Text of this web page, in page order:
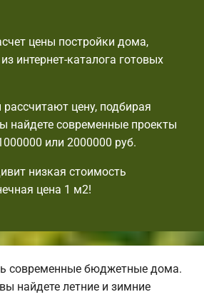
цены постройки дома,
интернет-каталога готовых
цену, подбирая
найдете современные проекты
или 2000000 руб.
низкая стоимость
цена 1 м2!
современные бюджетные дома.
найдете летние и зимние